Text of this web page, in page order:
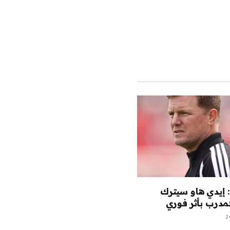
إيدي هاو سيترك
بأثر فوري